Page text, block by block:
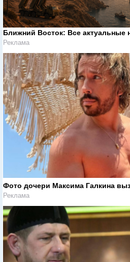
Ближний Восток: Все актуальные
Реклама
Фото дочери Максима Галкина
Реклама